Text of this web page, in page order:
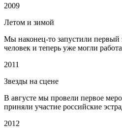
2009
Летом и зимой
Мы наконец-то запустили первый
человек и теперь уже могли
2011
Звезды на сцене
В августе мы провели первое
приняли участие российские
2012